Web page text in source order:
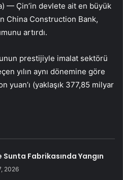
— Çin’in devlete ait en büyük
China Construction Bank,
artırdı.
prestijiyle imalat sektörü
yılın aynı dönemine göre
yuan’ı (yaklaşık 377,85 milyar
Sunta Fabrikasında Yangın
2026